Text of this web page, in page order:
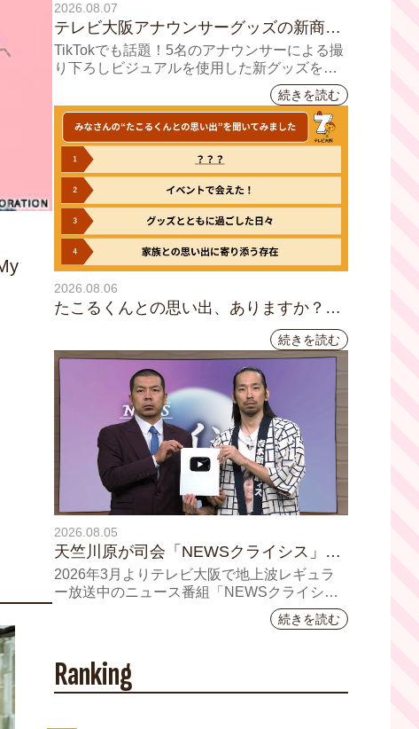
2026.08.07
テレビ大阪アナウンサーグッズの新商品
8月8日(土)に発売！ テーマは「個性全
開」5人それぞれの"らしさ"を詰め込んだ
TikTokでも話題！5名のアナウンサーによる撮
り下ろしビジュアルを使用した新グッズを発
続きを読む
2026.08.06
たこるくんとの思い出、ありますか？会
員のみなさんに聞いてみました
続きを読む
2026.08.05
天竺川原が司会「NEWSクライシス」チ
ャンネル登録者数10万人突破！テレビ大
阪の番組史上最速記録を更新
2026年3月よりテレビ大阪で地上波レギュラ
ー放送中のニュース番組「NEWSクライシ
ス」が、このたび2026年7月12日(日)に、
YouTubeチャンネル登録者数10万人を達成し
続きを読む
Ranking